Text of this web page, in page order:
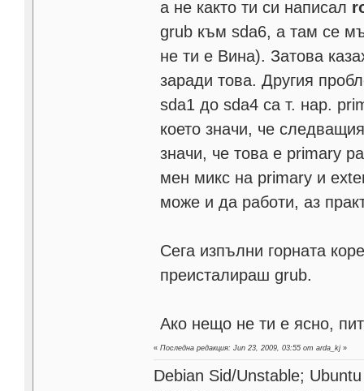
а не както ти си написал
grub към sda6, а там се
не ти е Вина). Затова
заради това. Другия
sda1 до sda4 са т. нар.
което значи, че
значи, че това е primary
мен микс на primary и
може и да работи, аз
Сега изпълни горната
преисталираш grub.
Ако нещо не ти е ясно,
«Последна редакция: Jun 23, 2009, 03:55 от arda_kj »
Debian Sid/Unstable;